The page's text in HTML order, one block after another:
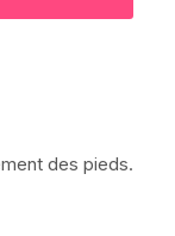
des pieds.